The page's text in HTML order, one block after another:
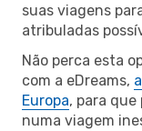
suas viagens
atribuladas
Não perca esta
com a eDreams,
Europa, para
numa viagem